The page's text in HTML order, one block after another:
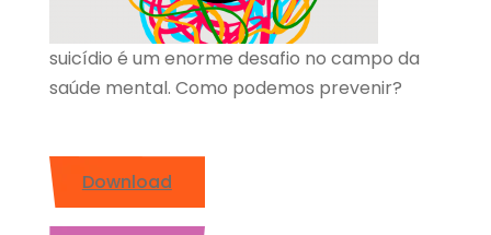
suicídio é um enorme desafio no campo da
saúde mental. Como podemos prevenir?
Download